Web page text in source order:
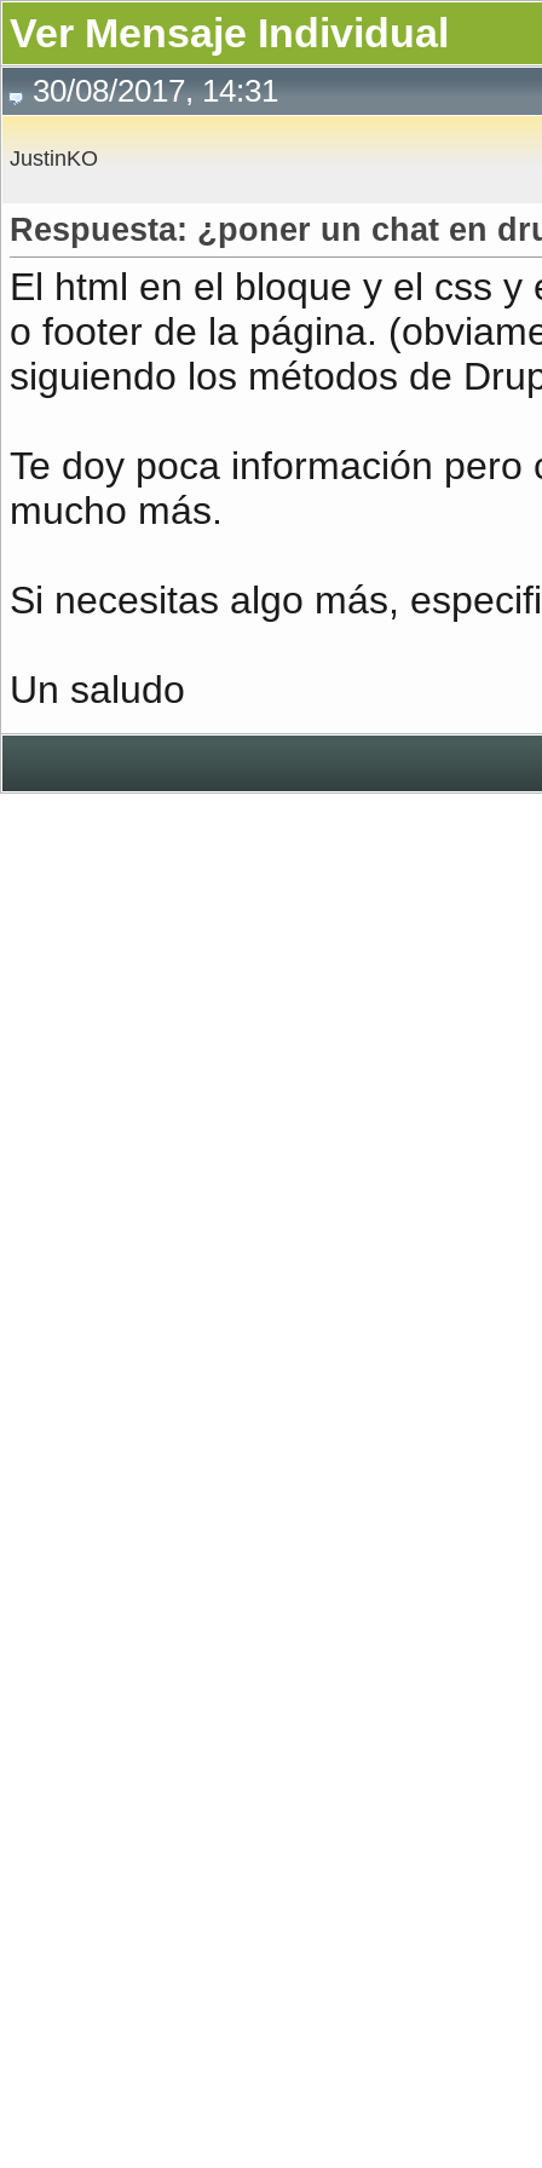
Ver Mensaje Individual
30/08/2017, 14:31
JustinKO
Respuesta: ¿poner un chat en
El html en el bloque y el css
o footer de la página.
siguiendo los métodos de
Te doy poca información
mucho más.
Si necesitas algo más,
Un saludo